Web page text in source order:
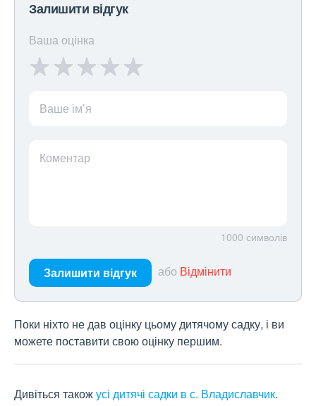
Залишити відгук
Ваша оцінка
Ваше ім’я
Коментар
1000 символів
Залишити відгук або Відмінити
Поки ніхто не дав оцінку цьому дитячому садку, і ви
можете поставити свою оцінку першим.
Дивіться такожусі дитячі садки в с. Владиславчик.